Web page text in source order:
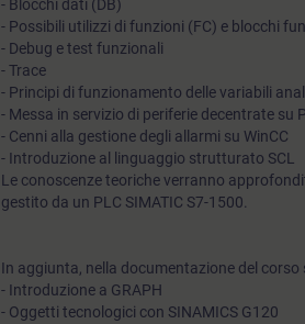
il tuo
- Blocchi dati (DB)
- Possibili utilizzi di funzioni (FC) e blocchi
- Debug e test funzionali
- Trace
- Principi di funzionamento delle variabili
- Messa in servizio di periferie decentrate su
- Cenni alla gestione degli allarmi su WinCC
- Introduzione al linguaggio strutturato SCL
Le conoscenze teoriche verranno
gestito da un PLC SIMATIC S7-1500.
In aggiunta, nella documentazione del corso
- Introduzione a GRAPH
- Oggetti tecnologici con SINAMICS G120